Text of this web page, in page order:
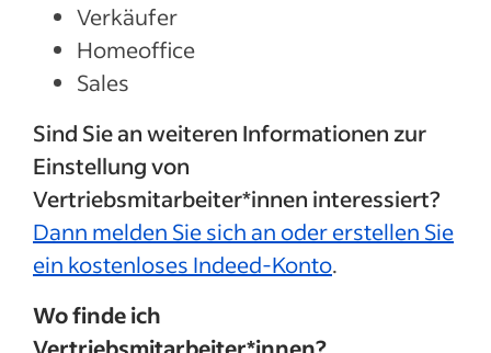
Verkäufer
Homeoffice
Sales
Sind Sie an weiteren Informationen zur
Einstellung von
Vertriebsmitarbeiter*innen interessiert?
Dann melden Sie sich an oder erstellen Sie
ein kostenloses Indeed-Konto.
Wo finde ich